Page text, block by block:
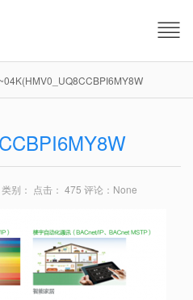
~04K(HMV0_UQ8CCBPI6MY8W
类别： 点击： 475 评论： None